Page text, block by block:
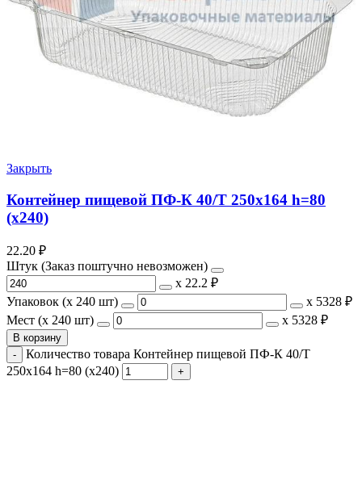
Закрыть
Контейнер пищевой ПФ-К 40/Т 250х164 h=80
(х240)
22.20 ₽
Штук (Заказ поштучно невозможен)
х 22.2 ₽
Упаковок (x 240 шт)
х 5328 ₽
Мест (x 240 шт)
х 5328 ₽
В корзину
Количество товара Контейнер пищевой ПФ-К 40/Т
250х164 h=80 (х240)